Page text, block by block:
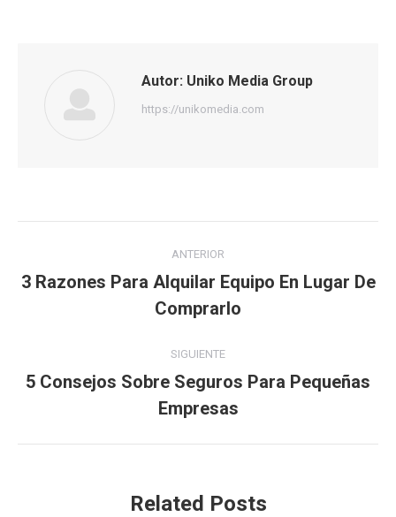
Autor: Uniko Media Group
https://unikomedia.com
entre
publicaciones
ANTERIOR
Publicación
anterior:
3 Razones Para Alquilar Equipo En Lugar De
Comprarlo
SIGUIENTE
Publicación
siguiente:
5 Consejos Sobre Seguros Para Pequeñas
Empresas
Related Posts